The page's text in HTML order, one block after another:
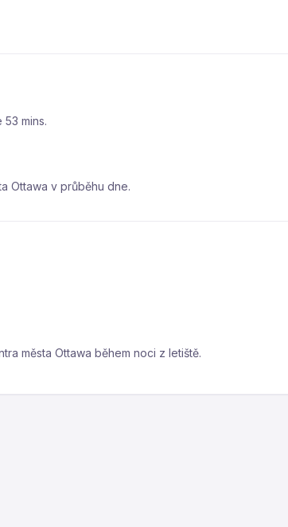
mins.
Ottawa v průběhu dne.
města Ottawa během noci z letiště.